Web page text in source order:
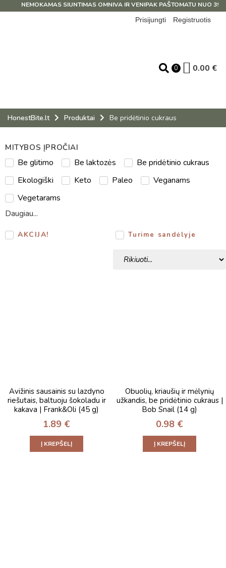
NEMOKAMAS SIUNTIMAS OMNIVA IR VENIPAK PAŠTOMATU NUO 39
Prisijungti
Registruotis
0 0.00 €
HonestBite.lt Produktai Be pridėtinio cukraus
MITYBOS ĮPROČIAI
Be glitimo Be laktozės
Be pridėtinio cukraus
Ekologiški
Keto Paleo
Veganams
Vegetarams
Daugiau...
AKCIJA! Turime sandėlyje
Avižinis sausainis su lazdyno
riešutais, baltuoju šokoladu ir
kakava | Frank&Oli (45 g)
1.89 €
Į KREPŠELĮ
Obuolių, kriaušių ir mėlynių
užkandis, be pridėtinio cukraus |
Bob Snail (14 g)
0.98 €
Į KREPŠELĮ